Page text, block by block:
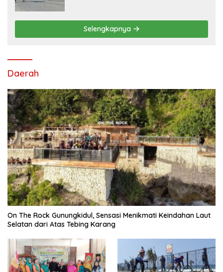
Selengkapnya
Daerah
On The Rock Gunungkidul, Sensasi Menikmati Keindahan Laut
Selatan dari Atas Tebing Karang